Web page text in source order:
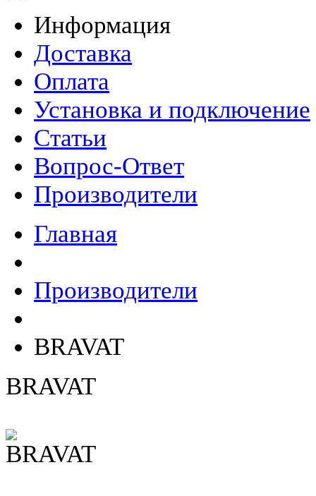
Информация
Доставка
Оплата
Установка и подключение
Статьи
Вопрос-Ответ
Производители
Главная
Производители
BRAVAT
BRAVAT